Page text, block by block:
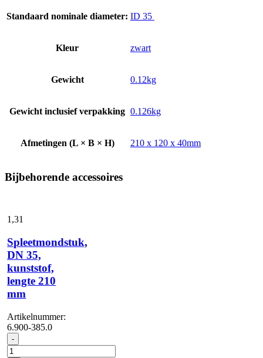
Standaard nominale diameter: ID 35
Kleur zwart
Gewicht 0.12kg
Gewicht inclusief verpakking 0.126kg
Afmetingen (L × B × H) 210 x 120 x 40mm
Bijbehorende accessoires
1,31
Spleetmondstuk,
DN 35,
kunststof,
lengte 210
mm
Artikelnummer:
6.900-385.0
- Spleetmondstuk,
DN